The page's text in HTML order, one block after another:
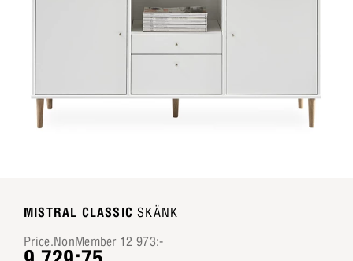
MISTRAL CLASSIC SKÄNK
Price.NonMember 12 973:-